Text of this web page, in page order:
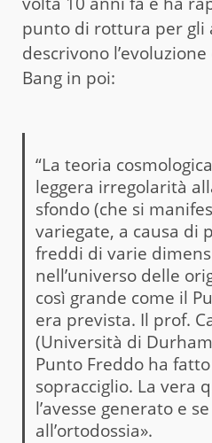
punto di rottura per gli
descrivono
Bang in poi:
“La teoria
leggera irregolarità
sfondo (che si
variegate, a causa di
freddi di varie
nell’universo delle
così grande come il
era prevista. Il prof.
(Università di
Punto Freddo ha
sopracciglio. La vera
l’avesse generato e
all’ortodossia».